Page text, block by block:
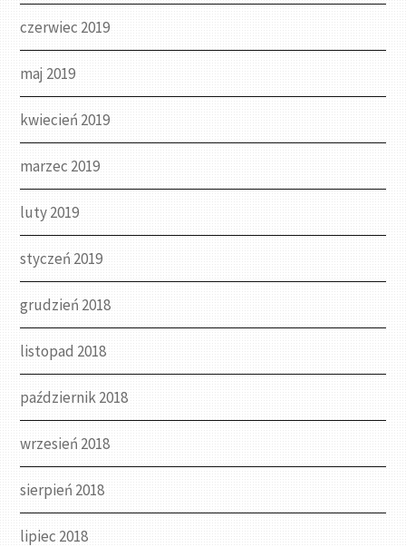
czerwiec 2019
maj 2019
kwiecień 2019
marzec 2019
luty 2019
styczeń 2019
grudzień 2018
listopad 2018
październik 2018
wrzesień 2018
sierpień 2018
lipiec 2018